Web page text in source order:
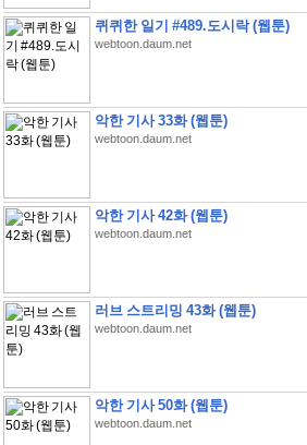
퀴퀴한 일기 #489.도시락 (웹툰)
webtoon.daum.net
악한 기사 33화 (웹툰)
webtoon.daum.net
악한 기사 42화 (웹툰)
webtoon.daum.net
러브 스트리밍 43화 (웹툰)
webtoon.daum.net
악한 기사 50화 (웹툰)
webtoon.daum.net